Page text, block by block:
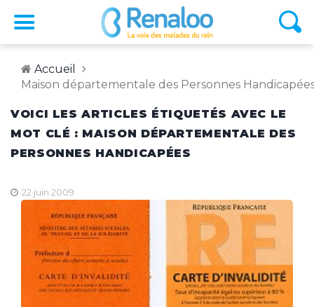
Accueil
Maison départementale des Personnes
VOICI LES ARTICLES ÉTIQUETÉS AVEC LE
MOT CLÉ : MAISON DÉPARTEMENTALE DES
PERSONNES HANDICAPÉES
22 juin 2009